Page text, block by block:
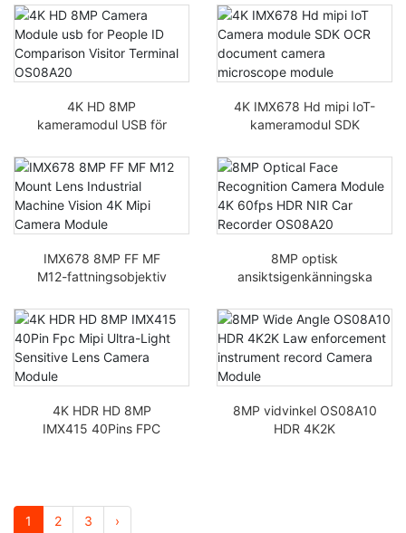
stabiliseringskameramo
dul
dul USB
4K HD 8MP
kameramodul USB för
besöksterminal
OS08A20
4K IMX678 Hd mipi IoT-
kameramodul SDK
dokumentkameramikros
kopmodul
IMX678 8MP FF MF
M12-fattningsobjektiv
Vision 4K Mipi
Kameramodul
8MP optisk
ansiktsigenkänningska
HDR NIR bilinspelare
OS08A20
4K HDR HD 8MP
IMX415 40Pins FPC
8MP vidvinkel OS08A10
HDR 4K2K
1 2 3 ›